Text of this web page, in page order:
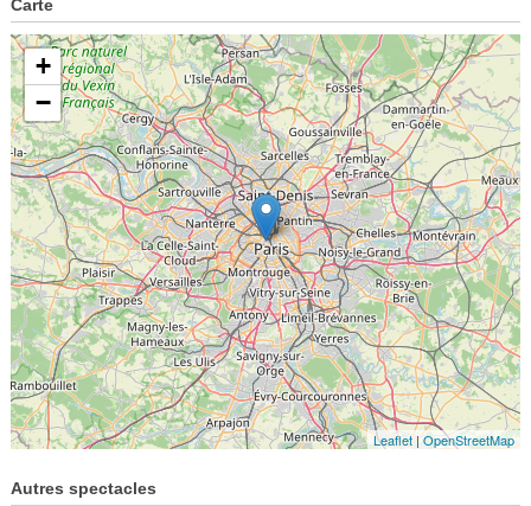
Carte
+
−
Leaflet|OpenStreetMap
Autres spectacles